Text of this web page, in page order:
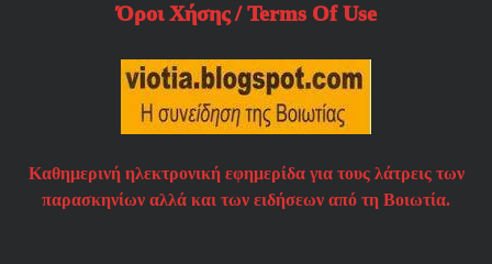
Όροι Χήσης / Terms Of Use
Καθημερινή ηλεκτρονική εφημερίδα για τους λάτρεις των
παρασκηνίων αλλά και των ειδήσεων από τη Βοιωτία.